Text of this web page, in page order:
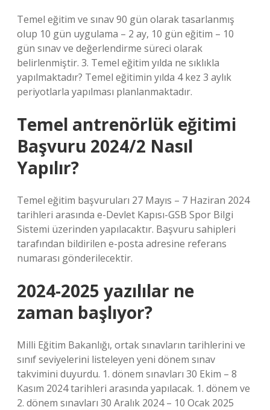
Temel eğitim ve sınav 90 gün olarak tasarlanmış
olup 10 gün uygulama – 2 ay, 10 gün eğitim – 10
gün sınav ve değerlendirme süreci olarak
belirlenmiştir. 3. Temel eğitim yılda ne sıklıkla
yapılmaktadır? Temel eğitimin yılda 4 kez 3 aylık
periyotlarla yapılması planlanmaktadır.
Temel antrenörlük eğitimi
Başvuru 2024/2 Nasıl
Yapılır?
Temel eğitim başvuruları 27 Mayıs – 7 Haziran 2024
tarihleri ​​arasında e-Devlet Kapısı-GSB Spor Bilgi
Sistemi üzerinden yapılacaktır. Başvuru sahipleri
tarafından bildirilen e-posta adresine referans
numarası gönderilecektir.
2024-2025 yazılılar ne
zaman başlıyor?
Milli Eğitim Bakanlığı, ortak sınavların tarihlerini ve
sınıf seviyelerini listeleyen yeni dönem sınav
takvimini duyurdu. 1. dönem sınavları 30 Ekim – 8
Kasım 2024 tarihleri ​​arasında yapılacak. 1. dönem ve
2. dönem sınavları 30 Aralık 2024 – 10 Ocak 2025